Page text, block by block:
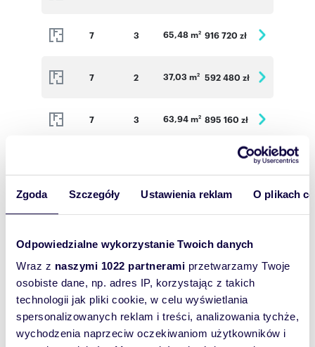
Zgoda Szczegóły Ustawienia reklam O plikach
Odpowiedzialne wykorzystanie Twoich danych
Wraz z naszymi 1022 partnerami przetwarzamy Twoje
osobiste dane, np. adres IP, korzystając z takich
technologii jak pliki cookie, w celu wyświetlania
spersonalizowanych reklam i treści, analizowania tychże,
wychodzenia naprzeciw oczekiwaniom użytkowników i
7 3 65,48 m2 916 720 zł
7 2 37,03 m2 592 480 zł
7 3 63,94 m2 895 160 zł
916 720 zł
9 2 37,03 m2 592 480 zł
9 1 30,09 m2 490 467 zł
9 3 63,94 m 907 948 zł